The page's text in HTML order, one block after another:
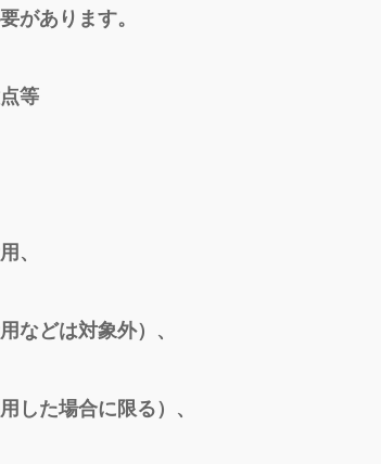
があります。
等
、
などは対象外）、
した場合に限る）、